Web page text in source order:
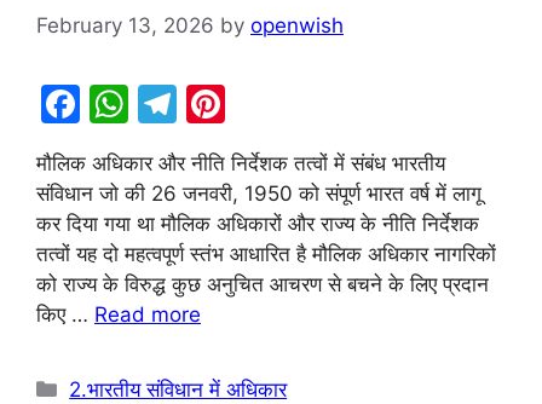
February 13, 2026 by openwish
F
c
e
b
o
o
k
W
at
s
A
p
p
T
el
e
gr
a
m
nt
er
e
st
मौलिक अधिकार और नीति निर्देशक तत्वों में संबंध भारतीय
संविधान जो की 26 जनवरी, 1950 को संपूर्ण भारत वर्ष में लागू
कर दिया गया था मौलिक अधिकारों और राज्य के नीति निर्देशक
तत्वों यह दो महत्वपूर्ण स्तंभ आधारित है मौलिक अधिकार नागरिकों
को राज्य के विरुद्ध कुछ अनुचित आचरण से बचने के लिए प्रदान
किए … Read more
Categories
2.भारतीय संविधान में अधिकार